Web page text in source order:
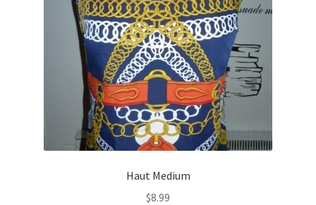
Haut Medium
$8.99